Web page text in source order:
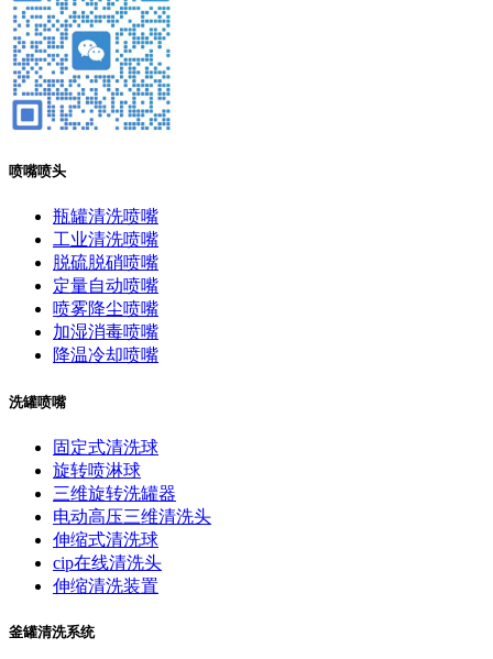
喷嘴喷头
瓶罐清洗喷嘴
工业清洗喷嘴
脱硫脱硝喷嘴
定量自动喷嘴
喷雾降尘喷嘴
加湿消毒喷嘴
降温冷却喷嘴
洗罐喷嘴
固定式清洗球
旋转喷淋球
三维旋转洗罐器
电动高压三维清洗头
伸缩式清洗球
cip在线清洗头
伸缩清洗装置
釜罐清洗系统